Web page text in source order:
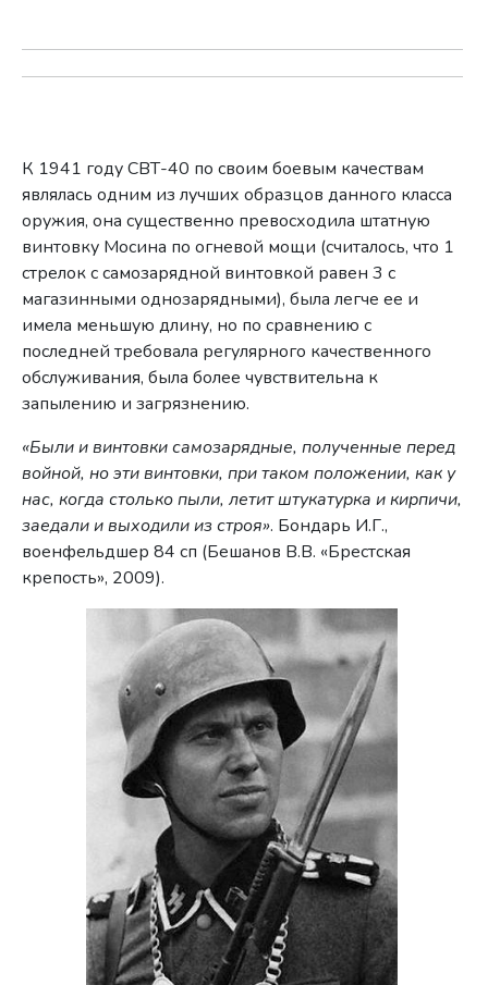
К 1941 году СВТ-40 по своим боевым качествам
являлась одним из лучших образцов данного класса
оружия, она существенно превосходила штатную
винтовку Мосина по огневой мощи (считалось, что 1
стрелок с самозарядной винтовкой равен 3 с
магазинными однозарядными), была легче ее и
имела меньшую длину, но по сравнению с
последней требовала регулярного качественного
обслуживания, была более чувствительна к
запылению и загрязнению.
«Были и винтовки самозарядные, полученные перед
войной, но эти винтовки, при таком положении, как у
нас, когда столько пыли, летит штукатурка и кирпичи,
заедали и выходили из строя». Бондарь И.Г.,
военфельдшер 84 сп (Бешанов В.В. «Брестская
крепость», 2009).